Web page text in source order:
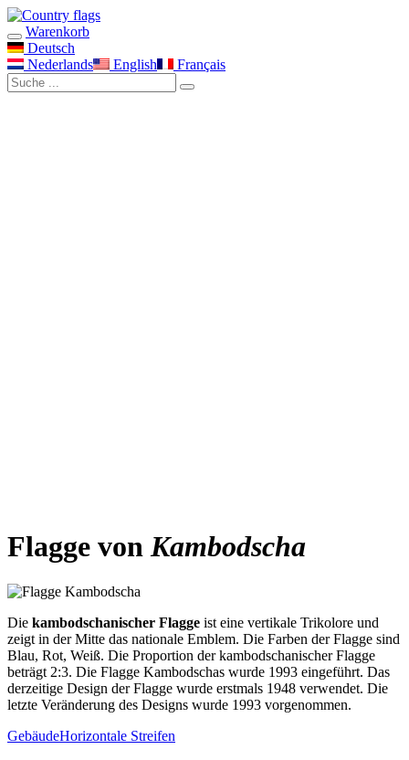
Warenkorb
Deutsch
Nederlands
English Français
Flagge vonKambodscha
Die kambodschanischer Flagge ist eine vertikale Trikolore und
zeigt in der Mitte das nationale Emblem. Die Farben der Flagge sind
Blau, Rot, Weiß. Die Proportion der kambodschanischer Flagge
beträgt 2:3. Die Flagge Kambodschas wurde 1993 eingeführt. Das
derzeitige Design der Flagge wurde erstmals 1948 verwendet. Die
letzte Veränderung des Designs wurde 1993 vorgenommen.
GebäudeHorizontale Streifen